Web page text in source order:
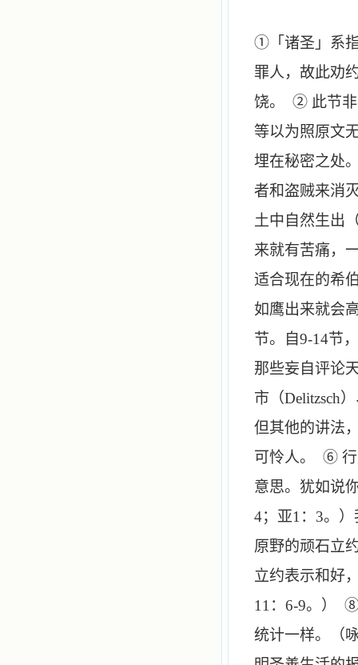
①「诸圣」系
罪人，故此劝
饶。 ② 此节非
等以为照原文
埋在秘密之处
者和盗贼来消
土中自然生出
来就有苦痛，
适合现在的希
如鹰出来就会
节。自9-14节
那些妄自评论
市（Delitzsch
但其他的讲法
可怜人。 ⑥ 行
意思。犹如说
4；亚1 ： 3。
原野的顽石立
立约表示和好
11 ： 6-9。） ⑧
统计一样。（